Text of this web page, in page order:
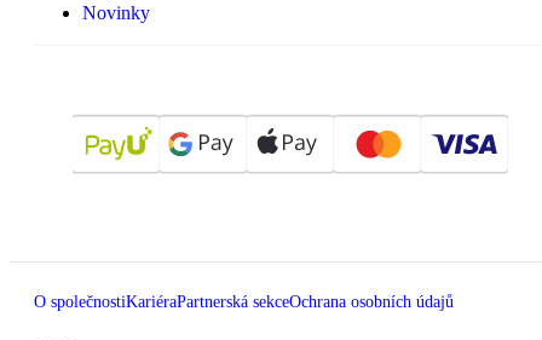
Novinky
O společnostiKariéraPartnerská sekceOchrana osobních údajů